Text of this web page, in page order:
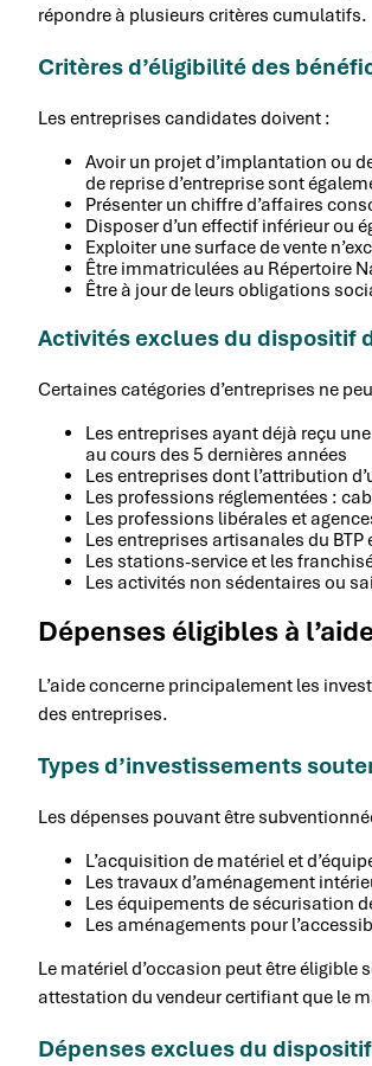
répondre à plusieurs critères cumulatifs.
Critères d’éligibilité des
Les entreprises candidates doivent :
Avoir un projet d’implantation ou
de reprise d’entreprise sont
Présenter un chiffre d’affaires
Disposer d’un effectif inférieur ou
Exploiter une surface de vente
Être immatriculées au Répertoire
Être à jour de leurs obligations
Activités exclues du dispositif
Certaines catégories d’entreprises ne
Les entreprises ayant déjà reçu
au cours des 5 dernières années
Les entreprises dont l’attribution
Les professions réglementées :
Les professions libérales et
Les entreprises artisanales du
Les stations-service et les
Les activités non sédentaires ou
Dépenses éligibles à
L’aide concerne principalement les
des entreprises.
Types d’investissements
Les dépenses pouvant être
L’acquisition de matériel et
Les travaux d’aménagement
Les équipements de sécurisation
Les aménagements pour
Le matériel d’occasion peut être
attestation du vendeur certifiant que le
Dépenses exclues du